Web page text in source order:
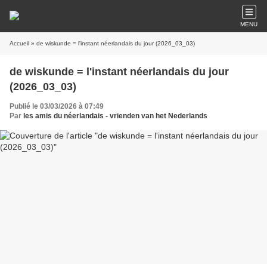
MENU
Accueil » de wiskunde = l'instant néerlandais du jour (2026_03_03)
de wiskunde = l'instant néerlandais du jour
(2026_03_03)
Publié le 03/03/2026 à 07:49
Par les amis du néerlandais - vrienden van het Nederlands